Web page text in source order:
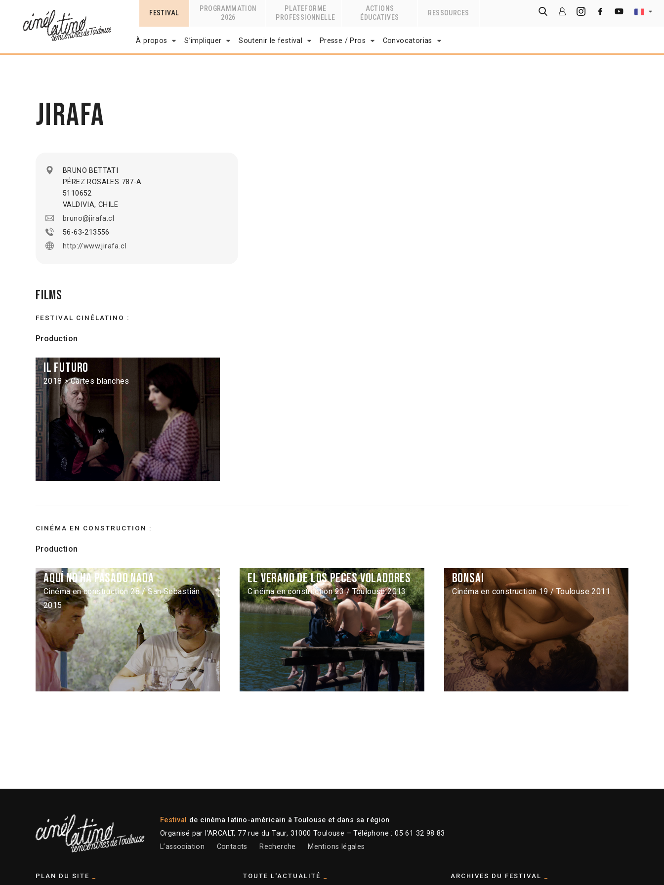
FESTIVAL
PROGRAMMATION
2026
PLATEFORME
PROFESSIONNELLE
ACTIONS
ÉDUCATIVES
RESSOURCES
À propos S’impliquer Soutenir le festival Presse / Pros Convocatorias
Jirafa
BRUNO BETTATI
PÉREZ ROSALES 787-A
5110652
VALDIVIA, CHILE
bruno@jirafa.cl
56-63-213556
http://www.jirafa.cl
Films
FESTIVAL CINÉLATINO :
Production
Il futuro
2018 > Cartes blanches
CINÉMA EN CONSTRUCTION :
Production
Aquí no ha pasado nada
Cinéma en construction 28 / San Sebastián
2015
El verano de los peces voladores
Cinéma en construction 23 / Toulouse 2013
Bonsai
Cinéma en construction 19 / Toulouse 2011
Festival de cinéma latino-américain à Toulouse et dans sa région
Organisé par l’ARCALT, 77 rue du Taur, 31000 Toulouse – Téléphone : 05 61 32 98 83
L’association
Contacts Recherche Mentions légales
PLAN DU SITE
TOUTE L'ACTUALITÉ
ARCHIVES DU FESTIVAL